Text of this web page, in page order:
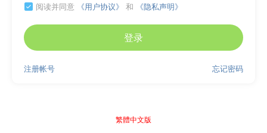
 阅读并同意 《用户协议》 和 《隐私声明》
登录
忘记密码
注册帐号
繁體中文版